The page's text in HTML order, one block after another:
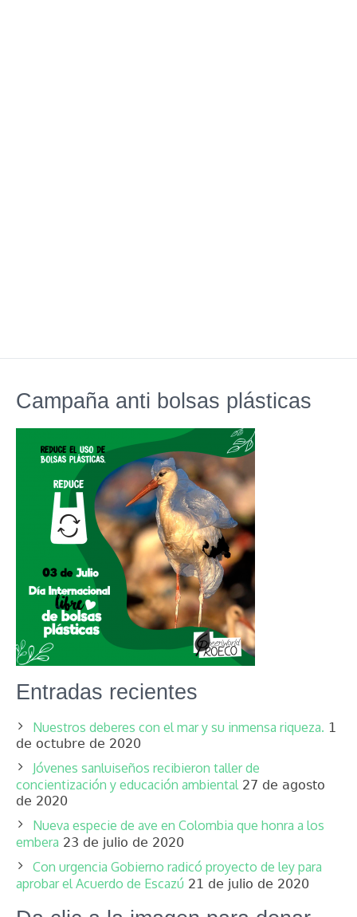
Campaña anti bolsas plásticas
Entradas recientes
Nuestros deberes con el mar y su inmensa riqueza. 1
de octubre de 2020
Jóvenes sanluiseños recibieron taller de
concientización y educación ambiental 27 de agosto
de 2020
Nueva especie de ave en Colombia que honra a los
embera 23 de julio de 2020
Con urgencia Gobierno radicó proyecto de ley para
aprobar el Acuerdo de Escazú 21 de julio de 2020